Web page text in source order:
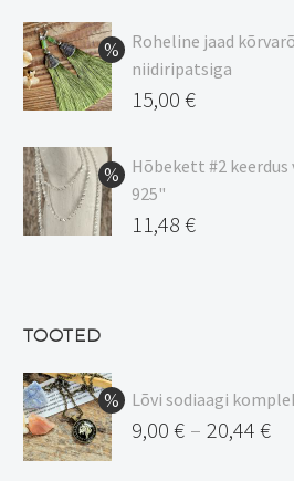
9,00 €
kuni
20,44 €
Roheline jaad
niidiripatsiga
Algne
oli:
17,00 €.
15,00 €
hind
on:
15,00 €.
Hõbekett #2 keerdus
925"
Algne
11,48 €
TOOTED
Lõvi sodiaagi
9,00 € – 20,44 €